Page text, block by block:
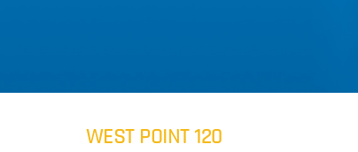
WEST POINT 120